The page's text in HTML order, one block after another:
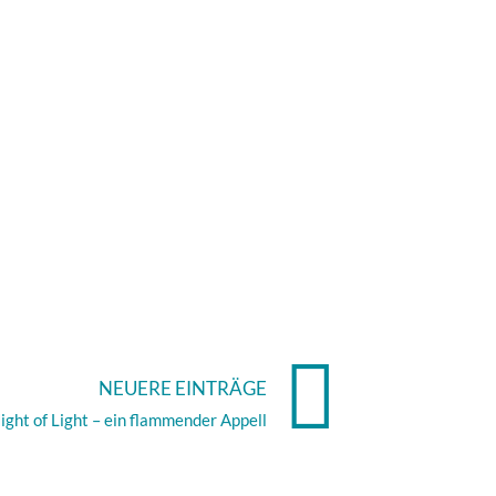
NEUERE EINTRÄGE
of Light – ein flammender Appell